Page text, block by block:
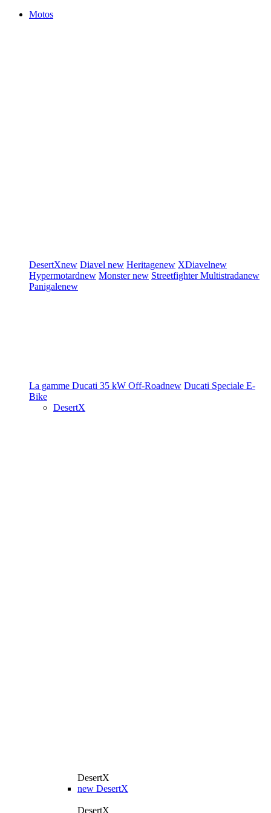
Motos
DesertXnew Diavel new Heritagenew XDiavelnew
Hypermotardnew Monsternew StreetfighterMultistradanew
Panigalenew
La gamme Ducati 35 kW Off-Roadnew Ducati Speciale E-
Bike
DesertX
DesertX
new DesertX
DesertX